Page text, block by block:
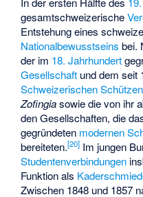
gesamtschweizerische
Entstehung eines
Nationalbewusstseins bei.
der im 18. Jahrhundert
Gesellschaft und dem seit
Schweizerischen
Zofingiasowie die von ihr
den Gesellschaften, die
gegründeten modernen
bereiteten.[20] Im jungen
Studentenverbindungen
Funktion als
Zwischen 1848 und 1857